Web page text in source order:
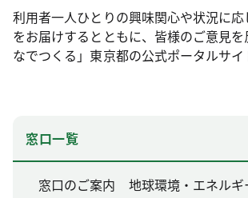
利用者一人ひとりの興味関心や状況に
をお届けするとともに、皆様のご意見
なでつくる」東京都の公式ポータルサイ
窓口一覧
窓口のご案内 地球環境・エネルギ